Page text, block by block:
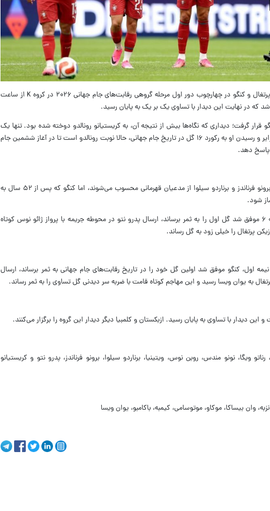
به گزارش ایرنا، دیدار تیم‌های ملی فوتبال پرتغال و کنگو در چهارچوب دور اول مرحله گروهی رقابت‌های جام جهانی ۲۰۲۶ در کروه K از ساعت
قرار گرفت؛ دیداری که نگاه‌ها بیش از نتیجه آن، به کریستیانو رونالدو دوخته شده بود. تنها یک
روز پس از هت‌تریک لیونل مسی مقابل الجزایر و رسیدن او به رکورد ۱۶ گل در تاریخ جام جهانی، حالا نوبت رونالدو است تا در آغاز ششمین جام
دهد.
شاگردان روبرتو مارتینز با ستاره‌هایی چون برونو فرناندز و برناردو سیلوا از مدعیان قهرمانی محسوب می‌شوند، اما کنگو که پس از ۵۲ سال به
شود.
پرتغال بازی را طوفانی آغاز کرد و در دقیقه ۶ موفق شد گل اول را به ثمر برساند، ارسال پدرو نتو در محوطه جریمه با پرواز ژائو نوس کوتاه
پرتغال را خیلی زود به گل رساند.
اول، کنگو موفق شد اولین گل خود را در تاریخ رقابت‌های جام جهانی به ثمر برساند، ارسال
به یوان ویسا رسید و این مهاجم کوتاه قامت با ضربه سر دیدنی گل تساوی را به ثمر رساند.
دیدار با تساوی به پایان رسید. ازبکستان و کلمبیا دیگر دیدار این گروه را برگزار می‌کنند.
ویگا، نونو مندس، روبن نوس، ویتینیا، برناردو سیلوا، برونو فرناندز، پدرو نتو و کریستیانو
وان بیساکا، موکاو، موتوسامی، کیمبه، باکامبو، یوان ویسا